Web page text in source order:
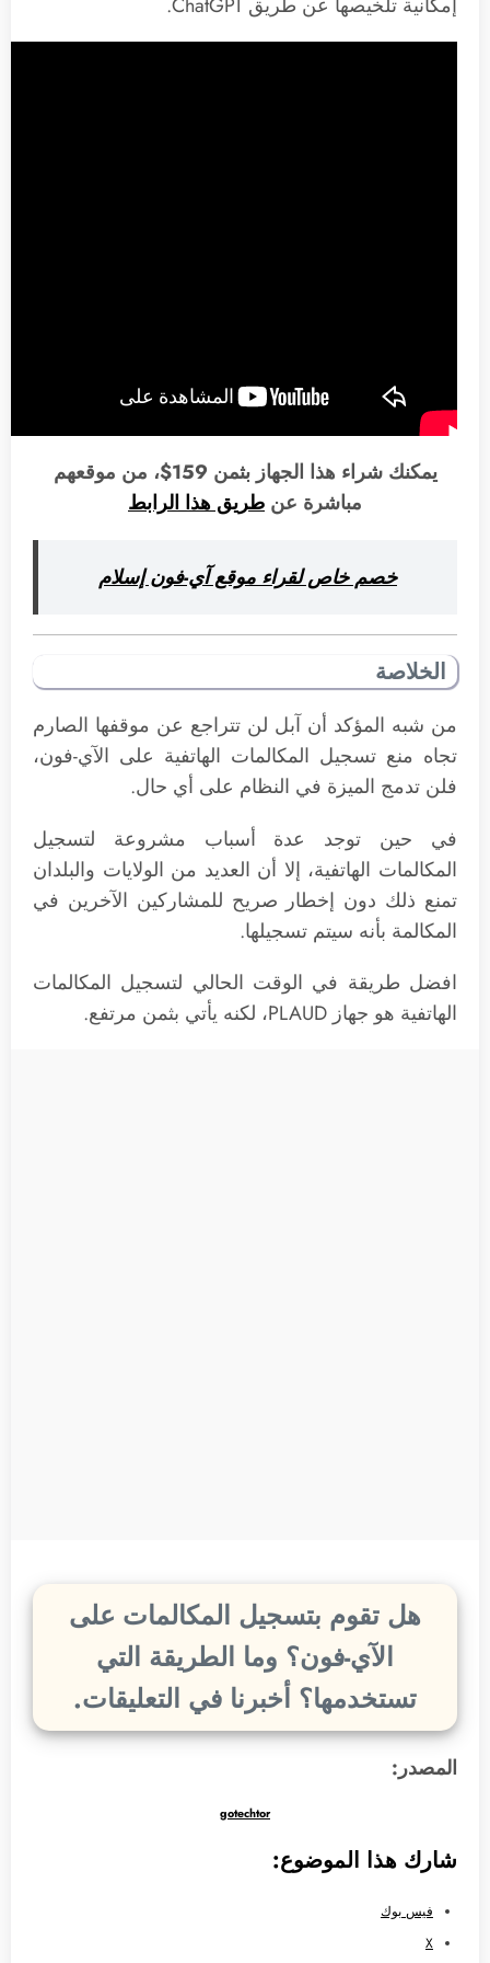
يمكنك شراء هذا الجهاز بثمن 159$، من موقعهم
مباشرة عن طريق هذا الرابط
خصم خاص لقراء موقع آي-فون إسلام
الخلاصة
من شبه المؤكد أن آبل لن تتراجع عن موقفها الصارم
تجاه منع تسجيل المكالمات الهاتفية على الآي-فون،
فلن تدمج الميزة في النظام على أي حال.
في حين توجد عدة أسباب مشروعة لتسجيل
المكالمات الهاتفية، إلا أن العديد من الولايات والبلدان
تمنع ذلك دون إخطار صريح للمشاركين الآخرين في
المكالمة بأنه سيتم تسجيلها.
افضل طريقة في الوقت الحالي لتسجيل المكالمات
الهاتفية هو جهاز PLAUD، لكنه يأتي بثمن مرتفع.
هل تقوم بتسجيل المكالمات على
الآي-فون؟ وما الطريقة التي
تستخدمها؟ أخبرنا في التعليقات.
المصدر:
gotechtor
شارك هذا الموضوع:
فيس بوك
X